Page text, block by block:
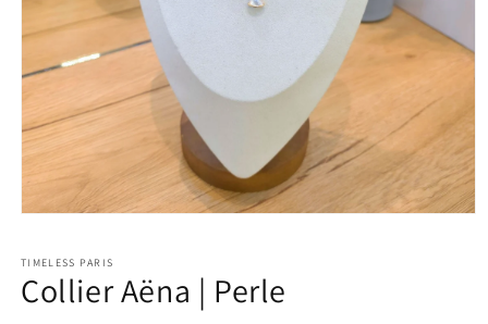
1
dans
une
TIMELESS PARIS
Collier Aëna | Perle